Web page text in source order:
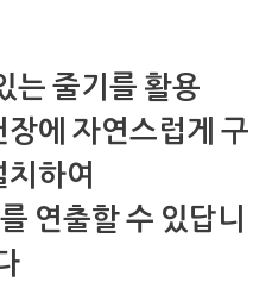
는 줄기를 활용
에 자연스럽게 구
하여
연출할 수 있답니